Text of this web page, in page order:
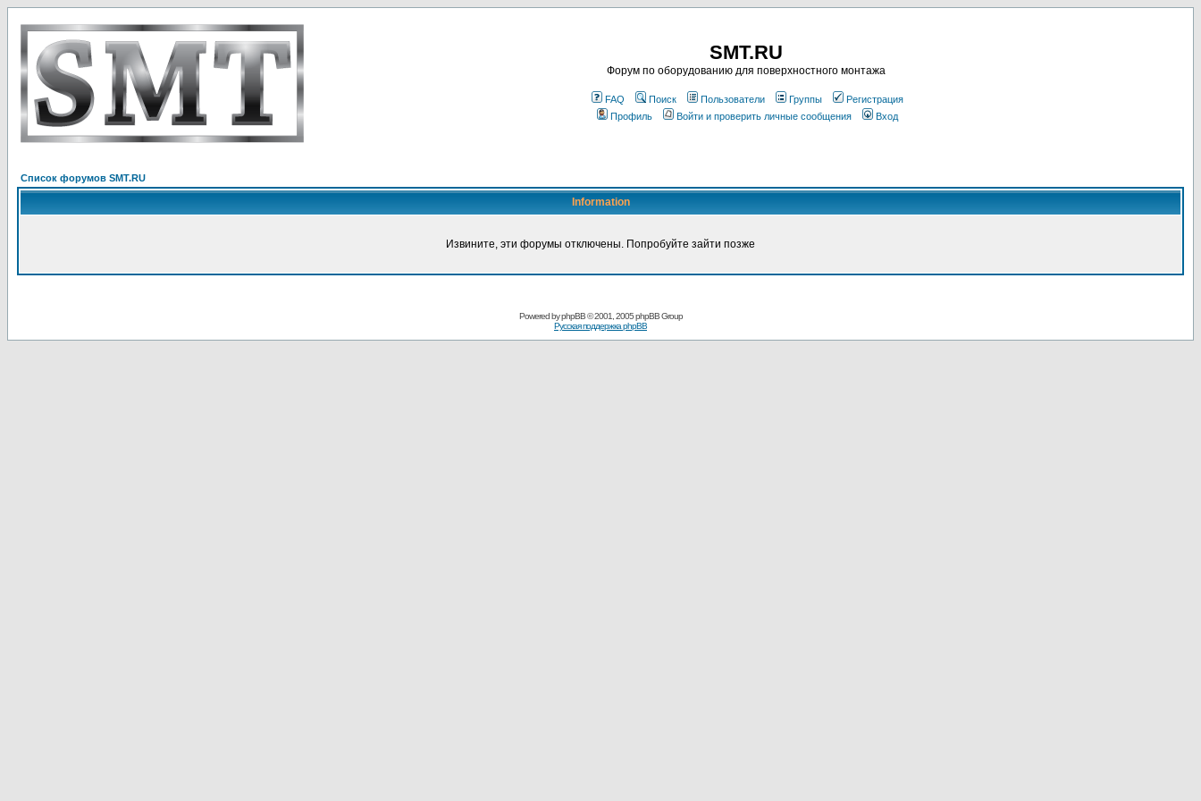
SMT.RU
Форум по оборудованию для поверхностного монтажа
FAQ Поиск Пользователи Группы
Регистрация
Профиль
Войти и проверить личные сообщения Вход
Список форумов SMT.RU
Information
Извините, эти форумы отключены. Попробуйте зайти позже
Powered byphpBB© 2001, 2005 phpBB Group
Русская поддержка phpBB